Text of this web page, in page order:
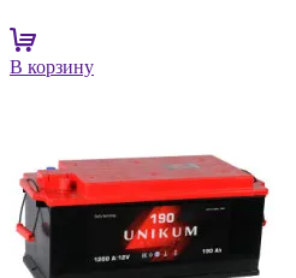
В корзину